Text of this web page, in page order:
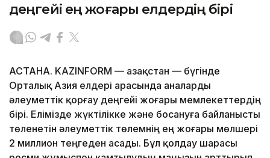
деңгейі ең жоғары елдердің бірі
АСТАНА. KAZINFORM — Қазақстан — бүгінде
Орталық Азия елдері арасында аналарды
әлеуметтік қорғау деңгейі жоғары мемлекеттердің
бірі. Елімізде жүктілікке және босануға байланысты
төленетін әлеуметтік төлемнің ең жоғары мөлшері
2 миллион теңгеден асады. Бұл қолдау шарасы